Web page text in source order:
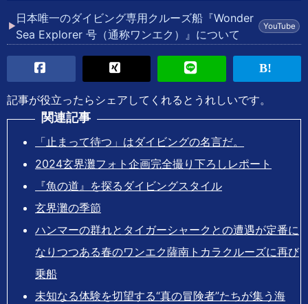
日本唯一のダイビング専用クルーズ船『Wonder
Sea Explorer 号（通称ワンエク）』について
記事が役立ったらシェアしてくれるとうれしいです。
関連記事
「止まって待つ」はダイビングの名言だ。
2024玄界灘フォト企画完全撮り下ろしレポート
『魚の道』を探るダイビングスタイル
玄界灘の季節
ハンマーの群れとタイガーシャークとの遭遇が定番に
なりつつある春のワンエク薩南トカラクルーズに再び
乗船
未知なる体験を切望する“真の冒険者”たちが集う海